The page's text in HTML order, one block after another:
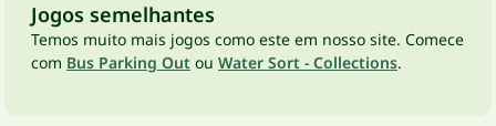
Jogos semelhantes
Temos muito mais jogos como este em nosso site. Comece
com Bus Parking Out ou Water Sort - Collections.